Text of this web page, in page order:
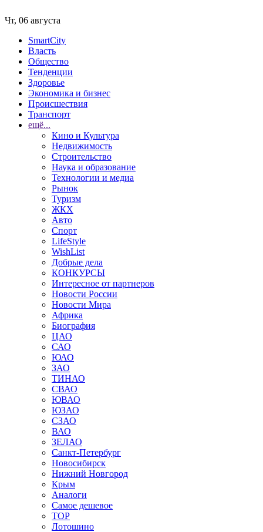
Чт, 06 августа
SmartCity
Власть
Общество
Тенденции
Здоровье
Экономика и бизнес
Происшествия
Транспорт
ещё...
Кино и Культура
Недвижимость
Строительство
Наука и образование
Технологии и медиа
Рынок
Туризм
ЖКХ
Авто
Спорт
LifeStyle
WishList
Добрые дела
КОНКУРСЫ
Интересное от партнеров
Новости России
Новости Мира
Африка
Биография
ЦАО
САО
ЮАО
ЗАО
ТИНАО
СВАО
ЮВАО
ЮЗАО
СЗАО
ВАО
ЗЕЛАО
Санкт-Петербург
Новосибирск
Нижний Новгород
Крым
Аналоги
Самое дешевое
TOP
Лотошино